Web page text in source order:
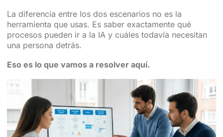
La diferencia entre los dos escenarios no es la
herramienta que usas. Es saber exactamente qué
procesos pueden ir a la IA y cuáles todavía necesitan
una persona detrás.
Eso es lo que vamos a resolver aquí.